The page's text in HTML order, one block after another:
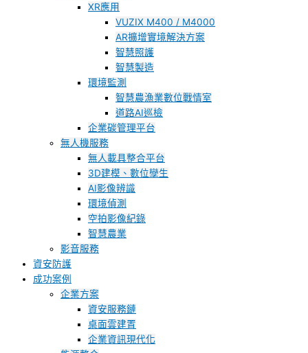
XR應用
VUZIX M400 / M4000
AR擴增實境解決方案
智慧照護
智慧製造
環境監測
智慧農漁業數位戰情室
道路AI巡檢
企業碳管理平台
無人機服務
無人載具整合平台
3D建模、數位孿生
AI影像辨識
環境偵測
空拍影像紀錄
智慧農業
影音服務
資安防護
成功案例
企業方案
資安服務鏈
桌面雲建置
企業資訊現代化